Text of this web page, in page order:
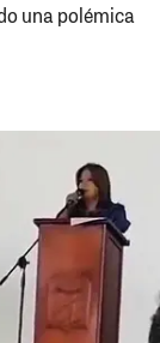
una polémica